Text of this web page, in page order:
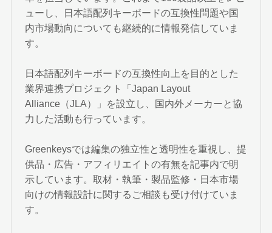
ューし、日本語配列キーボードの互換性問題や国
内市場動向についても継続的に情報発信していま
す。
日本語配列キーボードの互換性向上を目的とした
業界連携プロジェクト「Japan Layout
Alliance（JLA）」を設立し、国内外メーカーと協
力した活動も行っています。
Greenkeysでは編集の独立性と透明性を重視し、提
供品・広告・アフィリエイトの有無を記事内で明
示しています。取材・執筆・製品監修・日本市場
向けの情報設計に関するご相談も受け付けていま
す。